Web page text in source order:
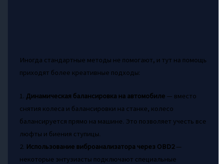
Иногда стандартные методы не помогают, и тут на помощь
приходят более креативные подходы:
1. Динамическая балансировка на автомобиле— вместо
снятия колеса и балансировки на станке, колесо
балансируется прямо на машине. Это позволяет учесть все
люфты и биения ступицы.
2. Использование виброанализатора через OBD2—
некоторые энтузиасты подключают специальные